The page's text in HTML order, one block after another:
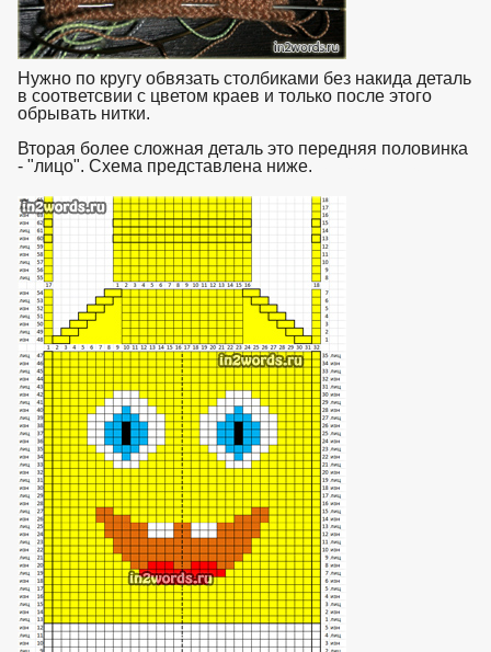
Нужно по кругу обвязать столбиками без накида деталь
в соответсвии с цветом краев и только после этого
обрывать нитки.
Вторая более сложная деталь это передняя половинка
- "лицо". Схема представлена ниже.